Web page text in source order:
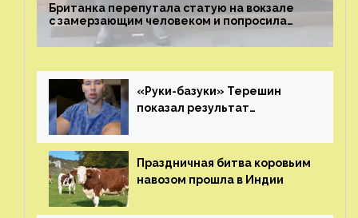
Британка перепутала статую на вокзале
с замерзающим человеком и попросила
о помощи
«Руки-базуки» Терешин
показал результат
Праздничная битва коровьим
навозом прошла в Индии